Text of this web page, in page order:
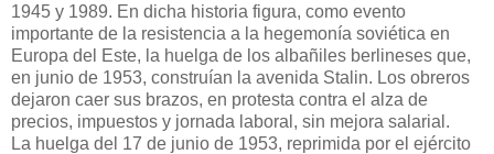
1945 y 1989. En dicha historia figura, como evento
importante de la resistencia a la hegemonía soviética en
Europa del Este, la huelga de los albañiles berlineses que,
en junio de 1953, construían la avenida Stalin. Los obreros
dejaron caer sus brazos, en protesta contra el alza de
precios, impuestos y jornada laboral, sin mejora salarial.
La huelga del 17 de junio de 1953, reprimida por el ejército